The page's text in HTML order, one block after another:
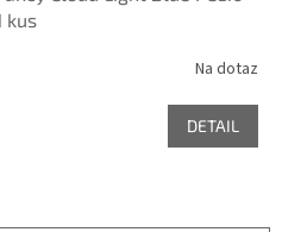
kus
Na dotaz
DETAIL